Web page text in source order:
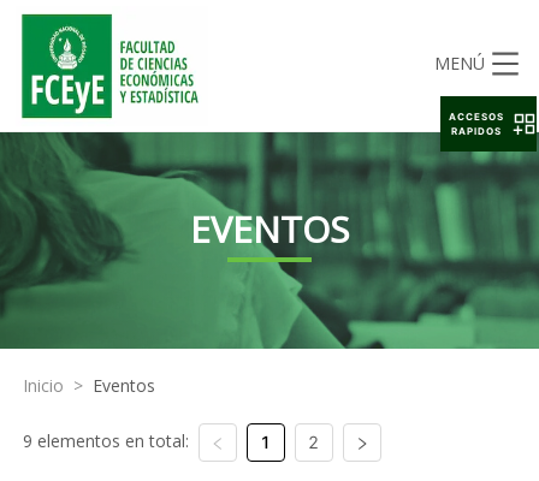
MENÚ
EVENTOS
Inicio > Eventos
9 elementos en total: 1 2
ACCESOS
RAPIDOS